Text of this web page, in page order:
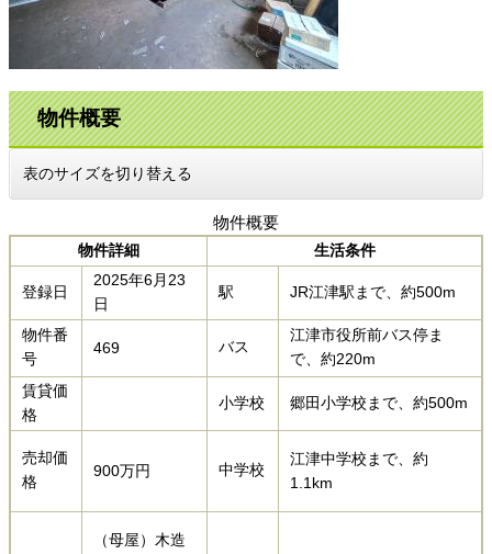
物件概要
表のサイズを切り替える
物件概要
物件詳細 生活条件
登録日
2025年6月23
日
駅 JR江津駅まで、約500m​
物件番
号
469 バス
江津市役所前バス停ま
で、約220m​​
賃貸価
格
小学校 郷田小学校まで、約500m
売却価
格
900万円 中学校
江津中学校まで、約
1.1km​
（母屋）木造